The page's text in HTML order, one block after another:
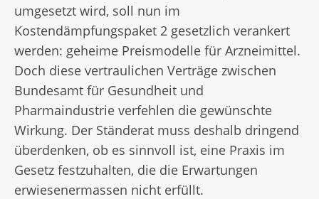
umgesetzt wird, soll nun im
Kostendämpfungspaket 2 gesetzlich verankert
werden: geheime Preismodelle für Arzneimittel.
Doch diese vertraulichen Verträge zwischen
Bundesamt für Gesundheit und
Pharmaindustrie verfehlen die gewünschte
Wirkung. Der Ständerat muss deshalb dringend
überdenken, ob es sinnvoll ist, eine Praxis im
Gesetz festzuhalten, die die Erwartungen
erwiesenermassen nicht erfüllt.